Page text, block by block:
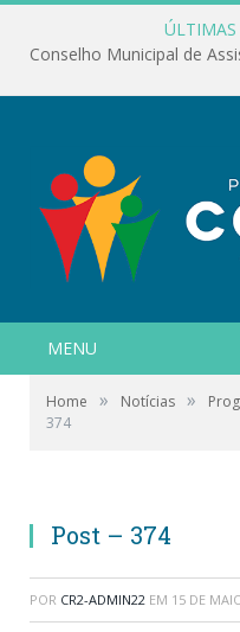
ÚLTIMAS
MENU
Home » Notícias »
374
Post – 374
POR CR2-ADMIN22 EM 15 DE